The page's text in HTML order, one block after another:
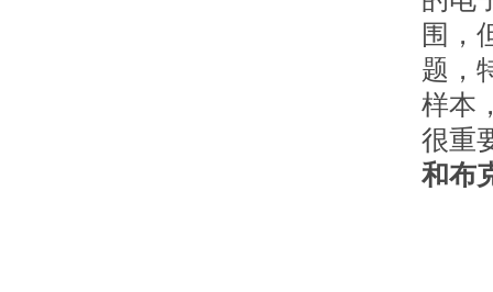
围，
题，
样本
很重
和布